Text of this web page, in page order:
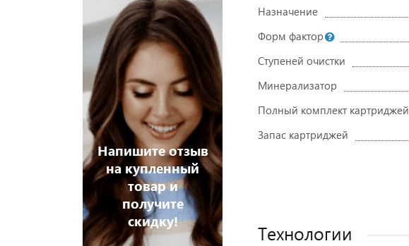
Напишите отзыв
на купленный
товар и
получите
скидку!
Зарегистрируйтесь
и Вы увидите
цены ниже
Назначение
Форм фактор
Ступеней очистки
Минерализатор
Полный комплект картриджей
Запас картриджей
Технологии